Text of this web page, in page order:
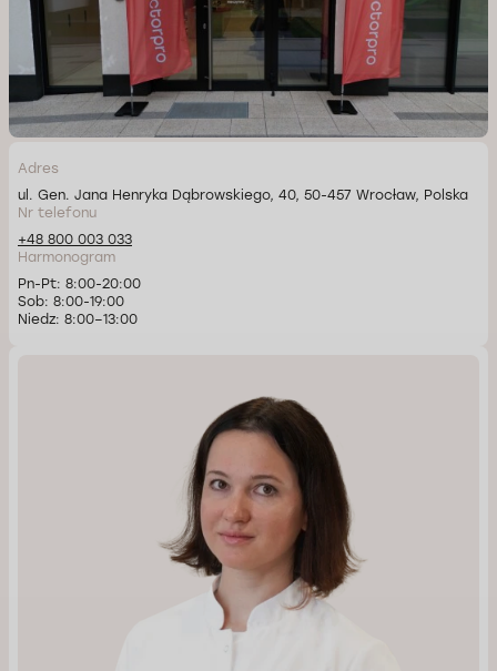
Adres
ul. Gen. Jana Henryka Dąbrowskiego, 40, 50-457 Wrocław, Polska
Nr telefonu
+48 800 003 033
Harmonogram
Pn-Pt: 8:00-20:00
Sob: 8:00-19:00
Niedz: 8:00–13:00